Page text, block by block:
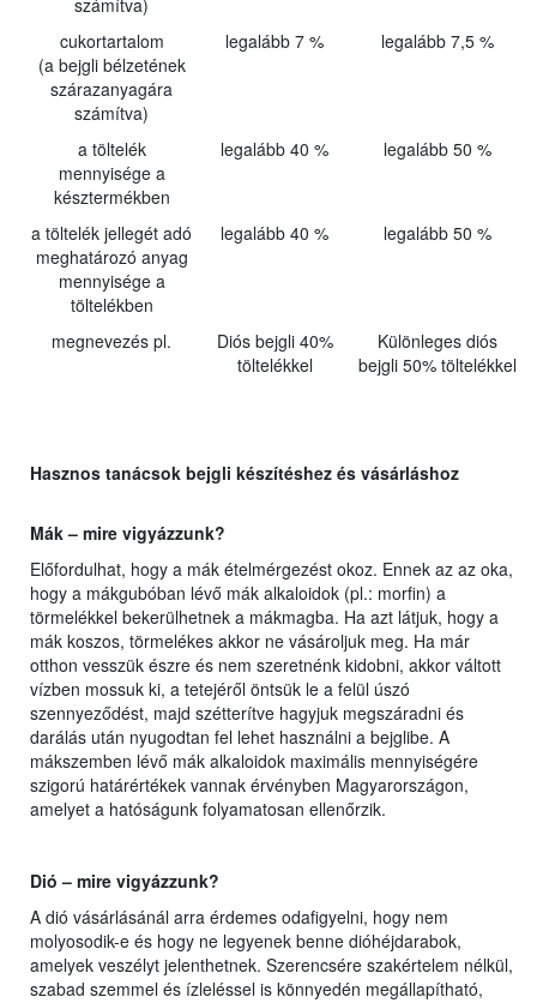
számítva)
cukortartalom
(a bejgli bélzetének
szárazanyagára
számítva)
legalább 7 % legalább 7,5 %
a töltelék
mennyisége a
késztermékben
legalább 40 % legalább 50 %
a töltelék jellegét adó
meghatározó anyag
mennyisége a
töltelékben
legalább 40 % legalább 50 %
megnevezés pl.
Diós bejgli 40%
töltelékkel
Különleges diós
bejgli 50% töltelékkel
Hasznos tanácsok bejgli készítéshez és vásárláshoz
Mák – mire vigyázzunk?
Előfordulhat, hogy a mák ételmérgezést okoz. Ennek az az oka,
hogy a mákgubóban lévő mák alkaloidok (pl.: morfin) a
törmelékkel bekerülhetnek a mákmagba. Ha azt látjuk, hogy a
mák koszos, törmelékes akkor ne vásároljuk meg. Ha már
otthon vesszük észre és nem szeretnénk kidobni, akkor váltott
vízben mossuk ki, a tetejéről öntsük le a felül úszó
szennyeződést, majd szétterítve hagyjuk megszáradni és
darálás után nyugodtan fel lehet használni a bejglibe. A
mákszemben lévő mák alkaloidok maximális mennyiségére
szigorú határértékek vannak érvényben Magyarországon,
amelyet a hatóságunk folyamatosan ellenőrzik.
Dió – mire vigyázzunk?
A dió vásárlásánál arra érdemes odafigyelni, hogy nem
molyosodik-e és hogy ne legyenek benne dióhéjdarabok,
amelyek veszélyt jelenthetnek. Szerencsére szakértelem nélkül,
szabad szemmel és ízleléssel is könnyedén megállapítható,